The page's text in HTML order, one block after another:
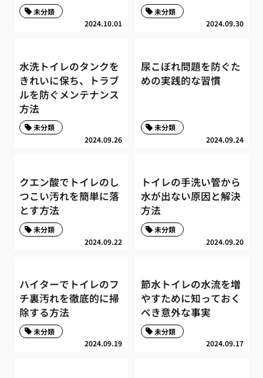
2024.10.01
未分類
2024.09.30
未分類
水洗トイレのタンクを
きれいに保ち、トラブ
ルを防ぐメンテナンス
方法
2024.09.26
未分類
尿こぼれ問題を防ぐた
めの実践的な習慣
2024.09.24
未分類
クエン酸でトイレのし
つこい汚れを簡単に落
とす方法
2024.09.22
未分類
トイレの手洗い管から
水が出ない原因と解決
方法
2024.09.20
未分類
ハイターでトイレのフ
チ裏汚れを徹底的に掃
除する方法
2024.09.19
未分類
節水トイレの水流を増
やすために知っておく
べき意外な事実
2024.09.17
未分類